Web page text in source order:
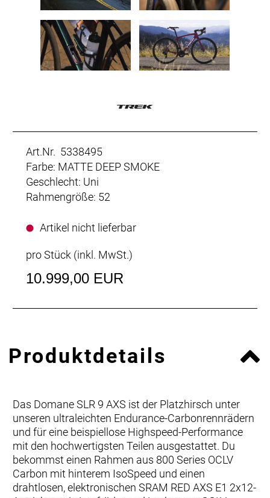
Art.Nr. 5338495
Farbe: MATTE DEEP SMOKE
Geschlecht: Uni
Rahmengröße: 52
Artikel nicht lieferbar
pro Stück (inkl. MwSt.)
10.999,00 EUR
Produktdetails
Das Domane SLR 9 AXS ist der Platzhirsch unter
unseren ultraleichten Endurance-Carbonrennrädern
und für eine beispiellose Highspeed-Performance
mit den hochwertigsten Teilen ausgestattet. Du
bekommst einen Rahmen aus 800 Series OCLV
Carbon mit hinterem IsoSpeed und einen
drahtlosen, elektronischen SRAM RED AXS E1 2x12-